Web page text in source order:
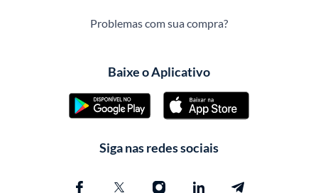
Problemas com sua compra?
Baixe o Aplicativo
Siga nas redes sociais